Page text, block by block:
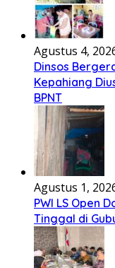
Agustus 4,
Dinsos
Kepahiang
BPNT
Agustus 1,
PWI LS Open
Tinggal di